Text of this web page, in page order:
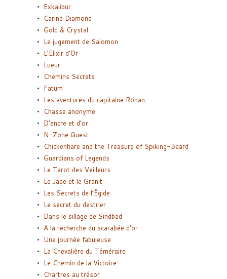
Exkalibur
Carine Diamond
Gold & Crystal
Le jugement de Salomon
L’Elixir d’Or
Lueur
Chemins Secrets
Fatum
Les aventures du capitaine Ronan
Chasse anonyme
D’encre et d’or
N-Zone Quest
Chickenhare and the Treasure of Spiking-Beard
Guardians of Legends
Le Tarot des Veilleurs
Le Jade et le Granit
Les Secrets de l’Égide
Le secret du destrier
Dans le sillage de Sindbad
A la recherche du scarabée d’or
Une journée fabuleuse
La Chevalière du Téméraire
Le Chemin de la Victoire
Chartres au trésor